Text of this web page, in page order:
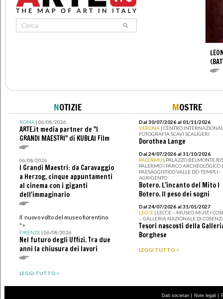
NOTIZIE
ROMA| 06/08/2026
ARTE.it media partner de "I
GRANDI MAESTRI" di KUBLAI Film
06/08/2026
I Grandi Maestri: da Caravaggio
a Herzog, cinque appuntamenti
al cinema con i giganti
dell'immaginario
Il nuovo volto del museo fiorentino
">
FIRENZE| 06/08/2026
Nel futuro degli Uffizi. Tra due
anni la chiusura dei lavori
LEGGI TUTTO >
MOSTRE
Dal 30/07/2026 al 01/11/2026
VERONA | CENTRO
FOTOGRAFIA SCAVI SCALIGERI
Dorothea Lange
Dal 24/07/2026 al 31/10/2026
PALERMO | PALAZZO BELMONTE
PALERMO I PARCO ARCHEOLOGICO
PAESAGGISTICO VALLE DEI TEMPLI -
AGRIGENTO
Botero. L’incanto del Mito I
Botero. Il peso dei sogni
Dal 24/07/2026 al 31/01/2027
LECCE | LECCE – MUSEO MUST I
– GALLERIA NAZIONALE DI
Tesori nascosti della
Borghese
LEGGI TUTTO >
Dati societari | Note legali |